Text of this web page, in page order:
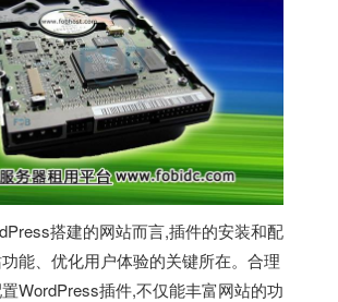
搭建的网站而言,插件的安装和配
能、优化用户体验的关键所在。合理
WordPress插件,不仅能丰富网站的功